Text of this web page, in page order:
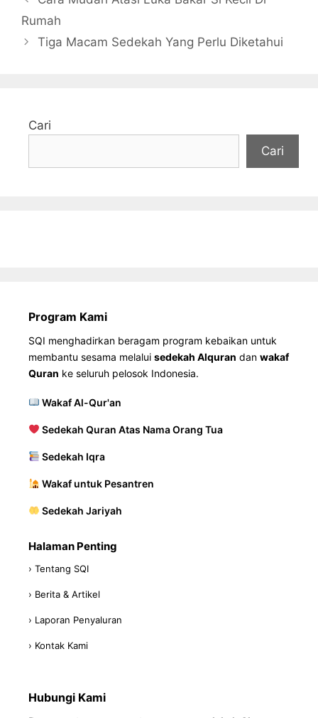
Rumah
Tiga Macam Sedekah Yang Perlu Diketahui
Cari
Cari
Program Kami
SQI menghadirkan beragam program kebaikan untuk
membantu sesama melalui sedekah Alquran dan wakaf
Quran ke seluruh pelosok Indonesia.
Wakaf Al-Qur'an
Sedekah Quran Atas Nama Orang Tua
Sedekah Iqra
Wakaf untuk Pesantren
Sedekah Jariyah
Halaman Penting
› Tentang SQI
› Berita & Artikel
› Laporan Penyaluran
› Kontak Kami
Hubungi Kami